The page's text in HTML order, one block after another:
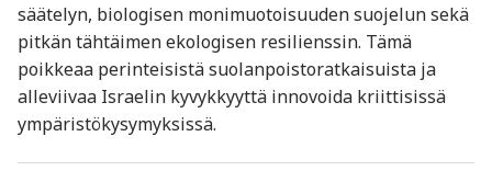
säätelyn, biologisen monimuotoisuuden suojelun sekä
pitkän tähtäimen ekologisen resilienssin. Tämä
poikkeaa perinteisistä suolanpoistoratkaisuista ja
alleviivaa Israelin kyvykkyyttä innovoida kriittisissä
ympäristökysymyksissä.